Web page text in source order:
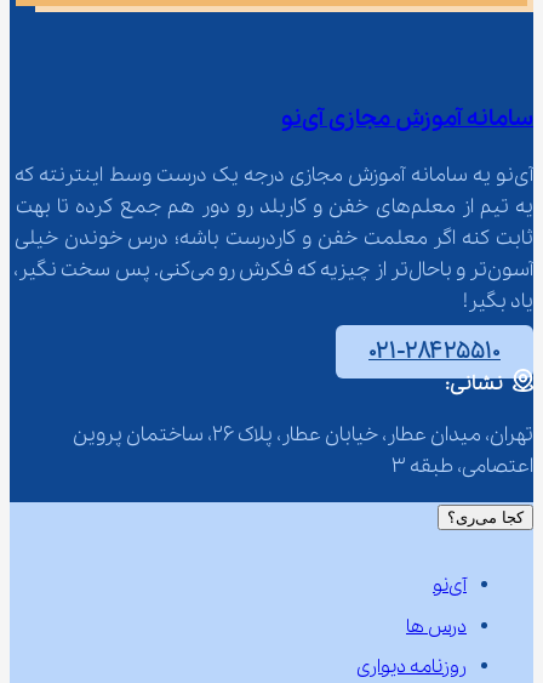
سامانه آموزش مجازی آی‌نو
آی‌نو یه سامانه آموزش مجازی درجه یک درست وسط اینترنته که
یه تیم از معلم‌‌های خفن و کاربلد رو دور هم جمع کرده تا بهت
ثابت کنه اگر معلمت خفن و کاردرست باشه؛ درس خوندن خیلی
آسون‌تر و باحال‌تر از چیزیه که فکرش رو می‌کنی. پس سخت نگیر،
یاد بگیر!
۰۲۱-۲۸۴۲۵۵۱۰
نشانی:
تهران، میدان عطار، خیابان عطار، پلاک 26، ساختمان پروین
اعتصامی، طبقه 3
کجا می‌ری؟
آی‌نو
درس ها
روزنامه دیواری